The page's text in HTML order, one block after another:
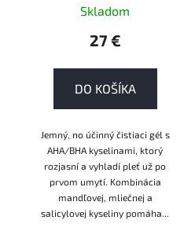
Skladom
27 €
DO KOŠÍKA
Jemný, no účinný čistiaci gél s
AHA/BHA kyselinami, ktorý
rozjasní a vyhladí pleť už po
prvom umytí. Kombinácia
mandľovej, mliečnej a
salicylovej kyseliny pomáha...